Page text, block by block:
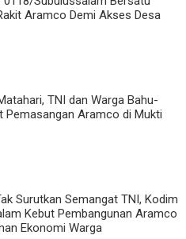
Aramco Demi Akses Desa
TNI dan Warga Bahu-
Pemasangan Aramco di Mukti
Surutkan Semangat TNI, Kodim
Kebut Pembangunan Aramco
Ekonomi Warga